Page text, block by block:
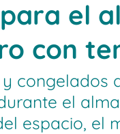
para el
con
congelados
el
espacio, el